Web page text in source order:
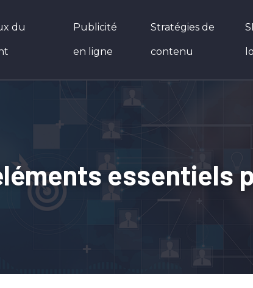
du Publicité
en ligne
Stratégies de
contenu
essentiels